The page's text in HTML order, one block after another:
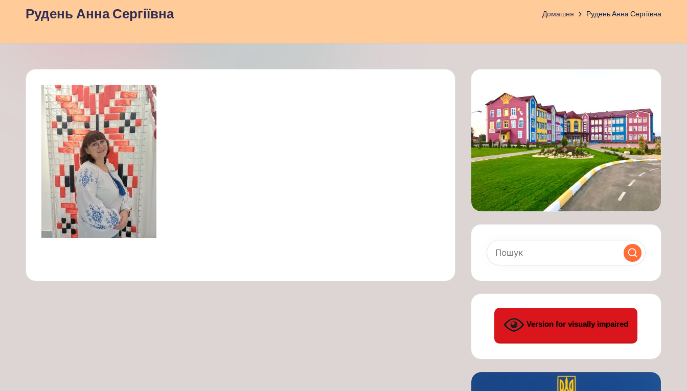
Рудень Анна Сергіївна Домашня Рудень Анна Сергіївна
Version for visually impaired